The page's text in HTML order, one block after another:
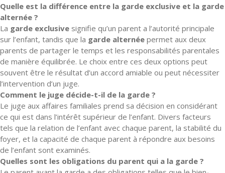
Quelle est la différence entre la garde exclusive et la garde
alternée ?
La garde exclusive signifie qu’un parent a l’autorité principale
sur l’enfant, tandis que la garde alternée permet aux deux
parents de partager le temps et les responsabilités parentales
de manière équilibrée. Le choix entre ces deux options peut
souvent être le résultat d’un accord amiable ou peut nécessiter
l’intervention d’un juge.
Comment le juge décide-t-il de la garde ?
Le juge aux affaires familiales prend sa décision en considérant
ce qui est dans l’intérêt supérieur de l’enfant. Divers facteurs
tels que la relation de l’enfant avec chaque parent, la stabilité du
foyer, et la capacité de chaque parent à répondre aux besoins
de l’enfant sont examinés.
Quelles sont les obligations du parent qui a la garde ?